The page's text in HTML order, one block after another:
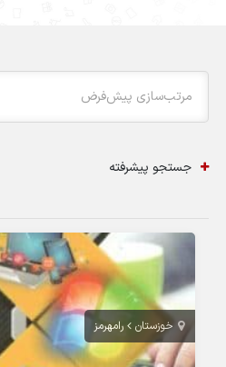
مرتب‌سازی پیش‌فرض
جستجو پیشرفته
خوزستان رامهرمز